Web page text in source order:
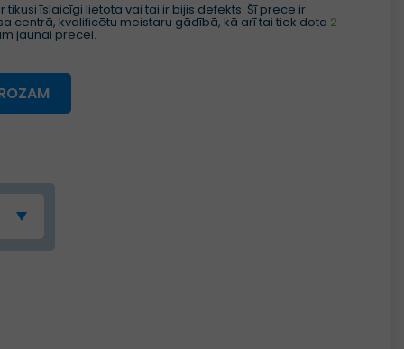
īslaicīgi lietota vai tai ir bijis defekts. Šī prece ir
centrā, kvalificētu meistaru gādībā, kā arī tai tiek dota 2
jaunai precei.